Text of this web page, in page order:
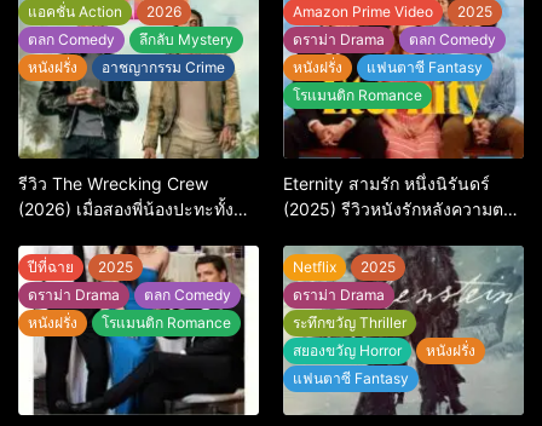
แอคชั่น Action
2026
ตลก Comedy
ลึกลับ Mystery
หนังฝรั่ง
อาชญากรรม Crime
รีวิว The Wrecking Crew
(2026) เมื่อสองพี่น้องปะทะทั้ง
สุดบู๊
Amazon Prime Video
2025
ดราม่า Drama
ตลก Comedy
หนังฝรั่ง
แฟนตาซี Fantasy
โรแมนติก Romance
Eternity สามรัก หนึ่งนิรันดร์
(2025) รีวิวหนังรักหลังความตาย
รันดร์
ปีที่ฉาย
2025
ดราม่า Drama
ตลก Comedy
หนังฝรั่ง
โรแมนติก Romance
Netflix
2025
ดราม่า Drama
ระทึกขวัญ Thriller
สยองขวัญ Horror
หนังฝรั่ง
แฟนตาซี Fantasy